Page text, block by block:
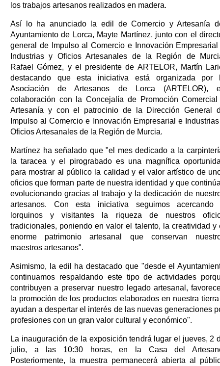
los trabajos artesanos realizados en madera.
Así lo ha anunciado la edil de Comercio y Artesanía
Ayuntamiento de Lorca, Mayte Martínez, junto con el
general de Impulso al Comercio e Innovación Empresarial
Industrias y Oficios Artesanales de la Región de
Rafael Gómez, y el presidente de ARTELOR, Martín
destacando que esta iniciativa está organizada por
Asociación de Artesanos de Lorca (ARTELOR),
colaboración con la Concejalía de Promoción
Artesanía y con el patrocinio de la Dirección General
Impulso al Comercio e Innovación Empresarial e
Oficios Artesanales de la Región de Murcia.
Martínez ha señalado que "el mes dedicado a la
la taracea y el pirograbado es una magnífica
para mostrar al público la calidad y el valor artístico de
oficios que forman parte de nuestra identidad y que
evolucionando gracias al trabajo y la dedicación de
artesanos. Con esta iniciativa seguimos acercando
lorquinos y visitantes la riqueza de nuestros
tradicionales, poniendo en valor el talento, la creatividad y
enorme patrimonio artesanal que conservan
maestros artesanos".
Asimismo, la edil ha destacado que "desde el
continuamos respaldando este tipo de actividades
contribuyen a preservar nuestro legado artesanal,
la promoción de los productos elaborados en nuestra
ayudan a despertar el interés de las nuevas generaciones
profesiones con un gran valor cultural y económico".
La inauguración de la exposición tendrá lugar el jueves, 2
julio, a las 10:30 horas, en la Casa del
Posteriormente, la muestra permanecerá abierta al